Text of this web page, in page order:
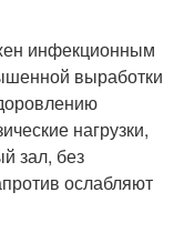
инфекционным
выработки
нагрузки,
зал, без
ослабляют